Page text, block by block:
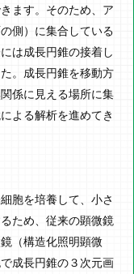
ます。そのため、ア
側）に集合している
は成長円錐の接着し
。成長円錐を移動方
係に見える場所に集
よる解析を進めてき
胞を培養して、小さ
ため、従来の顕微鏡
（構造化照明顕微
成長円錐の３次元画